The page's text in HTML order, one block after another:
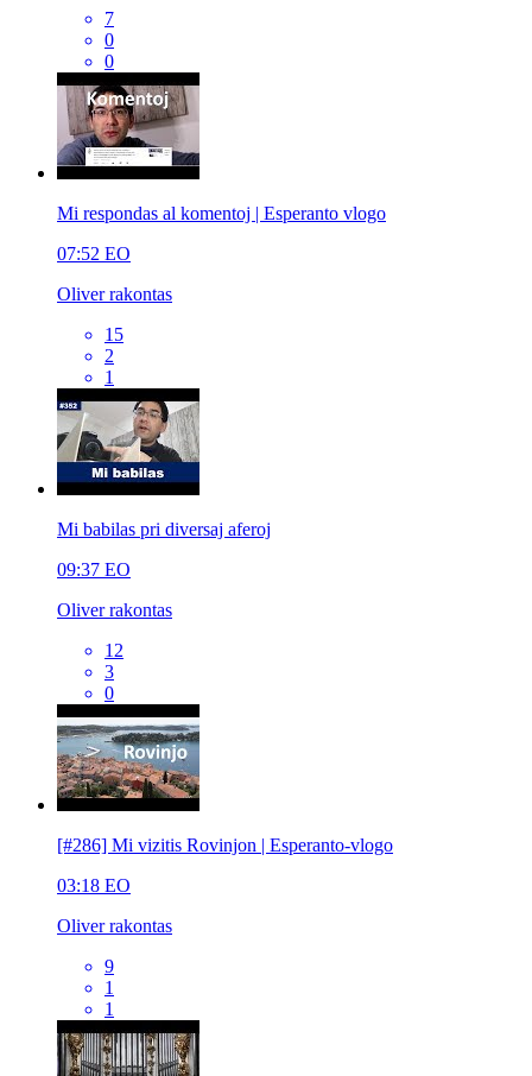
7
0
0
Mi respondas al komentoj | Esperanto vlogo
07:52 EO
Oliver rakontas
15
2
1
Mi babilas pri diversaj aferoj
09:37 EO
Oliver rakontas
12
3
0
[#286] Mi vizitis Rovinjon | Esperanto-vlogo
03:18 EO
Oliver rakontas
9
1
1